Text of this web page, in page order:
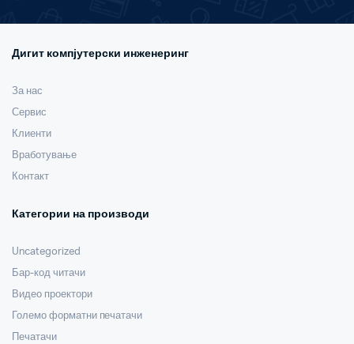
Дигит компјутерски инженеринг
За нас
Сервис
Клиенти
Вработување
Контакт
Категории на производи
Uncategorized
Бар-код читачи
Видео проектори
Големо форматни печатачи
Печатачи